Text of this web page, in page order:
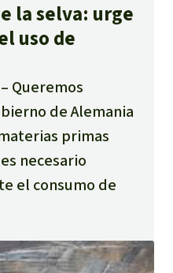
la selva: urge
uso de
Queremos
de Alemania
primas
necesario
el consumo de